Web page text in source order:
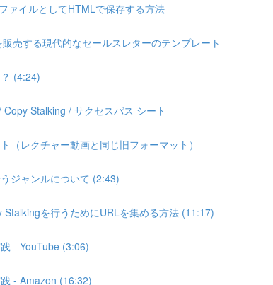
ァイルとしてHTMLで保存する方法
売する現代的なセールスレターのテンプレート
(4:24)
Stalking / サクセスパス シート
（レクチャー動画と同じ旧フォーマット）
ジャンルについて (2:43)
Stalkingを行うためにURLを集める方法 (11:17)
- YouTube (3:06)
- Amazon (16:32)